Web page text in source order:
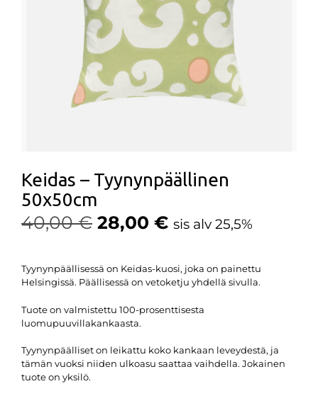
Keidas – Tyynynpäällinen
50x50cm
40,00€ 28,00 € sis alv 25,5%
Tyynynpäällisessä on Keidas-kuosi, joka on painettu
Helsingissä. Päällisessä on vetoketju yhdellä sivulla.
Tuote on valmistettu 100-prosenttisesta
luomupuuvillakankaasta.
Tyynynpäälliset on leikattu koko kankaan leveydestä, ja
tämän vuoksi niiden ulkoasu saattaa vaihdella. Jokainen
tuote on yksilö.